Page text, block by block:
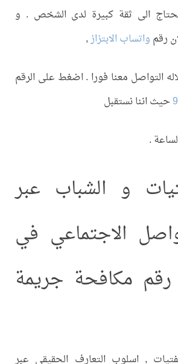
الى ثقة كبيرة لدى الشخص . و
رقم واتساب الابتزاز,
التواصل معنا فورا . اضغط على الرقم
حيث اننا نستقبل
.
و الشباب عبر
الاجتماعي في
مكافحة جريمة
, اسلوب التعارف الحقيقي عبر